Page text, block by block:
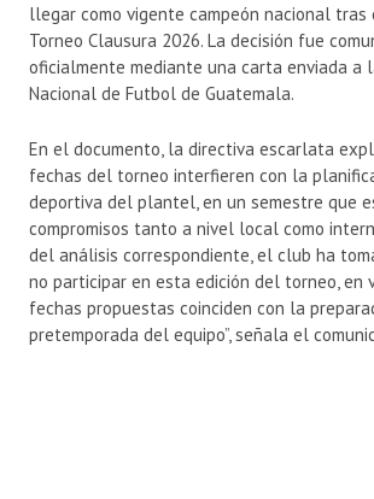
llegar como vigente campeón nacional tras
Torneo Clausura 2026. La decisión fue
oficialmente mediante una carta enviada a
Nacional de Futbol de Guatemala.
En el documento, la directiva escarlata
fechas del torneo interfieren con la
deportiva del plantel, en un semestre que
compromisos tanto a nivel local como
del análisis correspondiente, el club ha
no participar en esta edición del torneo, en
fechas propuestas coinciden con la
pretemporada del equipo”, señala el